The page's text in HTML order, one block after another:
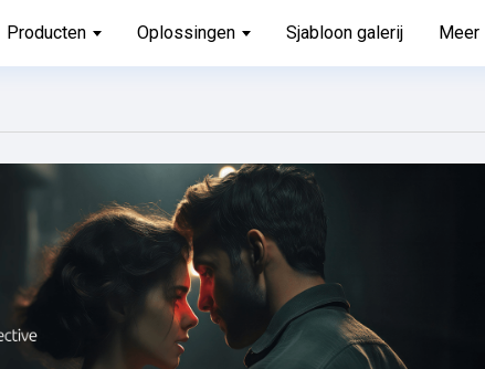
Producten Oplossingen Sjabloon galerij Meer